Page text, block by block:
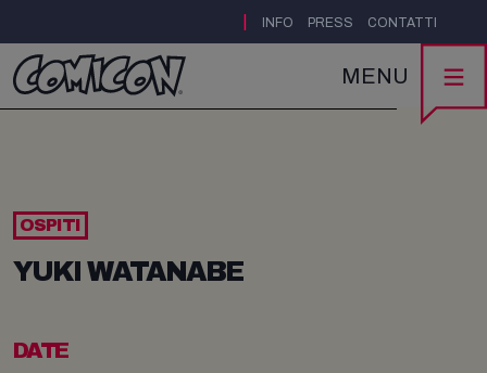
INFO PRESS CONTATTI
MENU
OSPITI
YUKI WATANABE
DATE